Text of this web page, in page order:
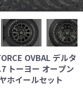
OVBAL デルタ
トーヨー オープン
ホイールセット